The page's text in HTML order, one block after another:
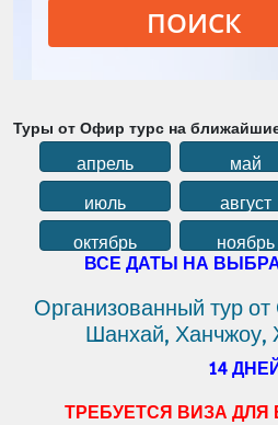
ПОИСК
Туры от Офир турс на
апрель май
июль
август
октябрь
ноябрь
ВСЕ ДАТЫ НА
Организованный тур
Шанхай, Ханчжоу,
14
ТРЕБУЕТСЯ ВИЗА ДЛЯ